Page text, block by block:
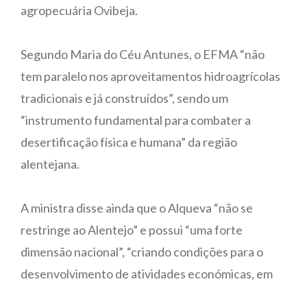
agropecuária Ovibeja.
Segundo Maria do Céu Antunes, o EFMA “não
tem paralelo nos aproveitamentos hidroagrícolas
tradicionais e já construídos”, sendo um
“instrumento fundamental para combater a
desertificação física e humana” da região
alentejana.
A ministra disse ainda que o Alqueva “não se
restringe ao Alentejo” e possui “uma forte
dimensão nacional”, “criando condições para o
desenvolvimento de atividades económicas, em